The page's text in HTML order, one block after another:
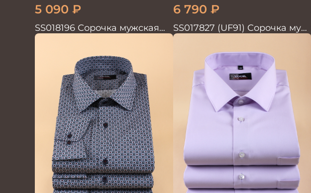
5 090 ₽
SS018196 Сорочка мужская
GROSTYLE PRIME
6 790 ₽
SS017827 (UF91) Сорочка муж.
дл. рук. GROSTYLE TRENDY